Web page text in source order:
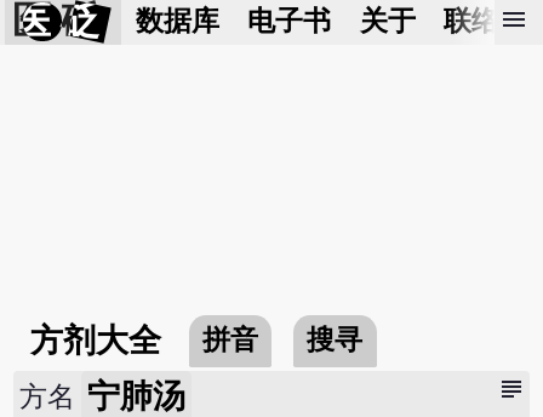
医 砭 数据库 电子书 关于 联络我
menu
方剂大全 拼音 搜寻
subject
方名 宁肺汤